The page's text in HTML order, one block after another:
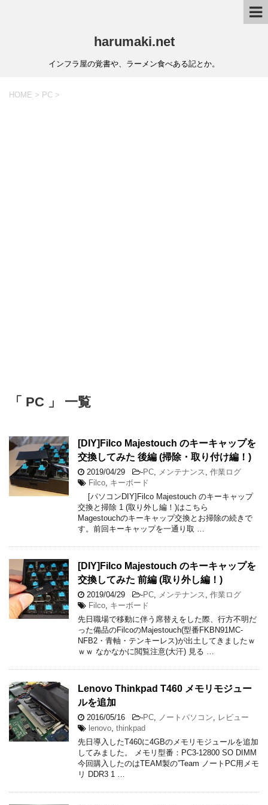
harumaki.net
インフラ屋の覚書や、ラーメン食べある記とか。
HOME > PC >
「 PC 」 一覧
[DIY]Filco Majestouch のキーキャップを
交換してみた 後編 (掃除・取り付け編！)
2019/04/29 -PC, メンテナンス , 作業ログ
Filco, キーボード
[パソコンDIY]Filco Majestouch のキーキャップ
交換と掃除 1 (取り外し編！)はこちら
Magestouchのキーキャップ交換とお掃除の続きで
す。前回キーキャップを一通り取 …
[DIY]Filco Majestouch のキーキャップを
交換してみた 前編 (取り外し編！)
2019/04/29 -PC, メンテナンス , 作業ログ
Filco, キーボード
先日職場で移動に伴う席替えをした際、行方不明だ
った備品のFilcoのMajestouch(型番FKBN91MC-
NFB2・青軸・テンキーレス)が出土してきましたｗ
ｗｗ なかなかに閲覧注意(大汗) 見る …
Lenovo Thinkpad T460 メモリモジュー
ルを追加
2016/05/16 -PC, ノートパソコン, レビュー
lenovo, thinkpad
先日導入したT460に4GBのメモリモジュールを追加
してみました。 メモリ型番：PC3-12800 SO DIMM
今回購入したのはTEAM製の”Team ノートPC用メモ
リ DDR3 1 …